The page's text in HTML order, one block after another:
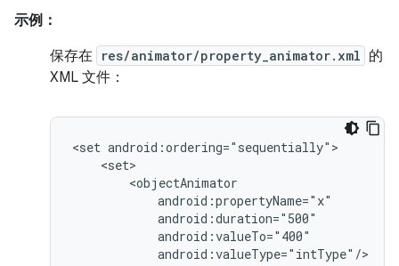
示例：
保存在 res/animator/property_animator.xml 的
XML 文件：
<set